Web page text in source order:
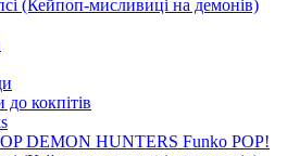
кокпітів